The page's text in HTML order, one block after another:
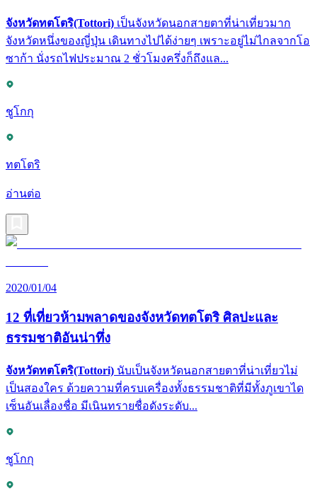
จังหวัดทตโตริ(Tottori) เป็นจังหวัดนอกสายตาที่น่าเที่ยวมาก
จังหวัดหนึ่งของญี่ปุ่น เดินทางไปได้ง่ายๆ เพราะอยู่ไม่ไกลจากโอ
ซาก้า นั่งรถไฟประมาณ 2 ชั่วโมงครึ่งก็ถึงแล...
ชูโกกุ
ทตโตริ
อ่านต่อ
2020/01/04
12 ที่เที่ยวห้ามพลาดของจังหวัดทตโตริ ศิลปะและ
ธรรมชาติอันน่าทึ่ง
จังหวัดทตโตริ(Tottori) นับเป็นจังหวัดนอกสายตาที่น่าเที่ยวไม่
เป็นสองใคร ด้วยความที่ครบเครื่องทั้งธรรมชาติที่มีทั้งภูเขาได
เซ็นอันเลื่องชื่อ มีเนินทรายชื่อดังระดับ...
ชูโกกุ